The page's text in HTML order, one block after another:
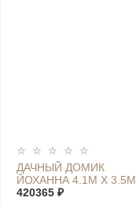
ДАЧНЫЙ ДОМИК
ЙОХАННА 4.1М Х 3.5М
420365 ₽